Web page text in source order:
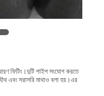
ফিটিং।দুটি পাইপ সংযোগ করতে
এবং সরাসরি মাথাও বলা হয়।এর